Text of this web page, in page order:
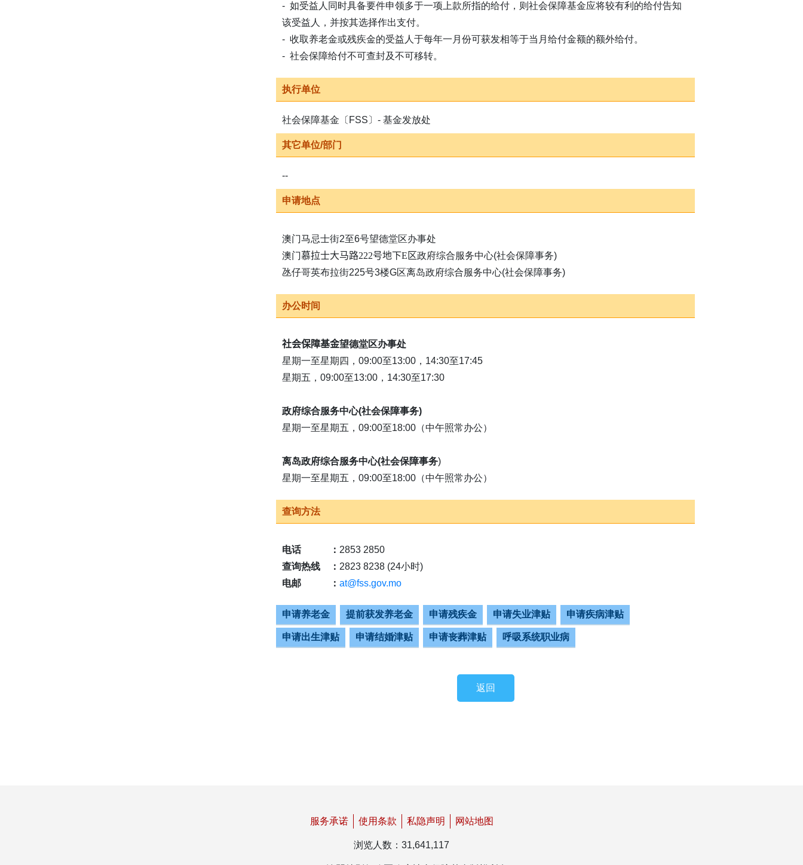
- 如受益人同时具备要件申领多于一项上款所指的给付，则社会保障基金应将较有利的给付告知
该受益人，并按其选择作出支付。
- 收取养老金或残疾金的受益人于每年一月份可获发相等于当月给付金额的额外给付。
- 社会保障给付不可查封及不可移转。
执行单位
社会保障基金〔FSS〕- 基金发放处
其它单位/部门
--
申请地点
澳门马忌士街2至6号望德堂区办事处
澳门慕拉士大马路222号地下E 区政府综合服务中心(社会保障事务)
氹仔哥英布拉街225号3楼G区离岛政府综合服务中心(社会保障事务)
办公时间
社会保障基金望德堂区办事处
星期一至星期四，09:00至13:00，14:30至17:45
星期五，09:00至13:00，14:30至17:30
政府综合服务中心(社会保障事务)
星期一至星期五，09:00至18:00（中午照常办公）
离岛政府综合服务中心(社会保障事务)
星期一至星期五，09:00至18:00（中午照常办公）
查询方法
电话 ： 2853 2850
查询热线
： 2823 8238 (24小时)
电邮
：at@fss.gov.mo
申请养老金 提前获发养老金 申请残疾金 申请失业津贴 申请疾病津贴
申请出生津贴 申请结婚津贴 申请丧葬津贴 呼吸系统职业病
返回
服务承诺 使用条款 私隐声明 网站地图
浏览人数 ： 31,641,117